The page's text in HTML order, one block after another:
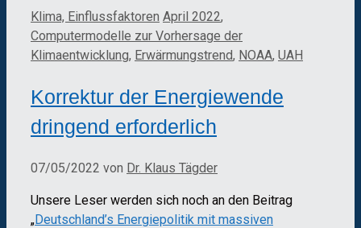
Kategorien
Klima, Einflussfaktoren Schlagwörter
April 2022,
Computermodelle zur Vorhersage der
Klimaentwicklung, Erwärmungstrend, NOAA, UAH
Korrektur der Energiewende
dringend erforderlich
07/05/2022 von Dr. Klaus Tägder
Unsere Leser werden sich noch an den Beitrag
„Deutschland’s Energiepolitik mit massiven